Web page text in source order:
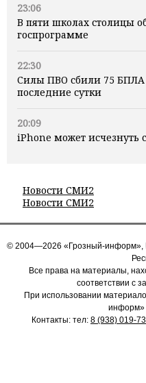
23:06
В пяти школах столицы
госпрограмме
22:30
Силы ПВО сбили 75 БПЛА
последние сутки
20:09
iPhone может исчезнуть
Новости СМИ2
Новости СМИ2
© 2004—2026 «Грозный-информ»,
Все права на материалы,
соответствии с
При использовании
информ»
Контакты: тел: 8 (938) 019-